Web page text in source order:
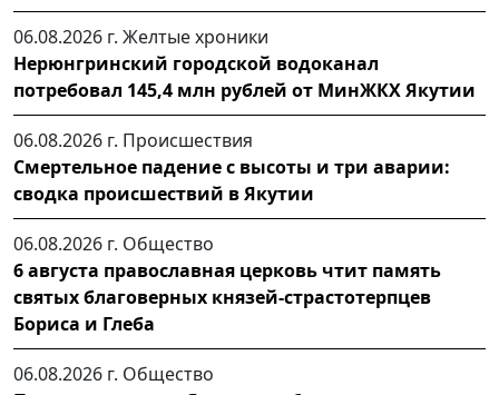
06.08.2026 г. Желтые хроники
Нерюнгринский городской водоканал
потребовал 145,4 млн рублей от МинЖКХ Якутии
06.08.2026 г. Происшествия
Смертельное падение с высоты и три аварии:
сводка происшествий в Якутии
06.08.2026 г. Общество
6 августа православная церковь чтит память
святых благоверных князей-страстотерпцев
Бориса и Глеба
06.08.2026 г. Общество